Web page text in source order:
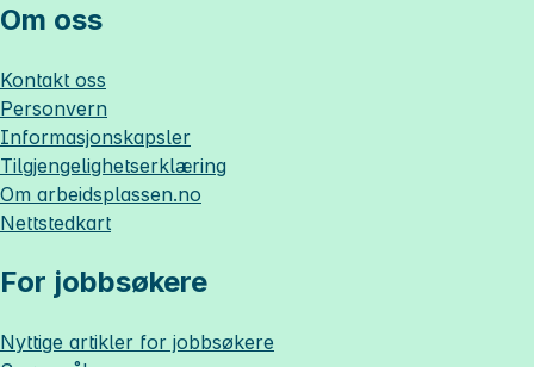
Om oss
Kontakt oss
Personvern
Informasjonskapsler
Tilgjengelighetserklæring
Om arbeidsplassen.no
Nettstedkart
For jobbsøkere
Nyttige artikler for jobbsøkere